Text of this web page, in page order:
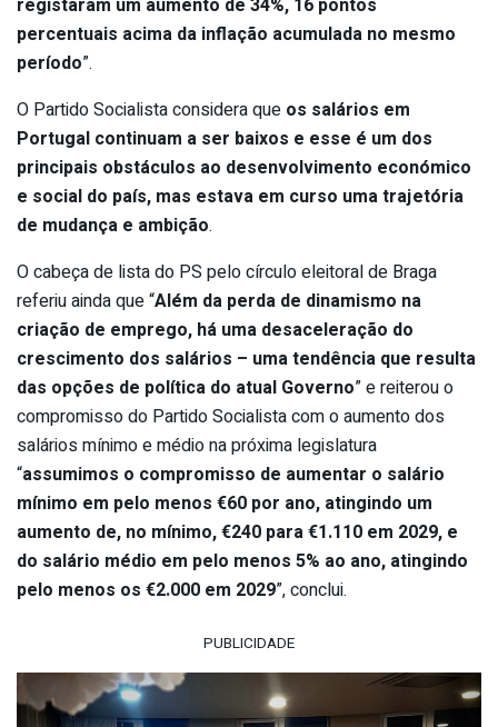
percentuais acima da inflação acumulada no mesmo
período”.
O Partido Socialista considera que os salários em
Portugal continuam a ser baixos e esse é um dos
principais obstáculos ao desenvolvimento económico
e social do país, mas estava em curso uma trajetória
de mudança e ambição.
O cabeça de lista do PS pelo círculo eleitoral de Braga
referiu ainda que “Além da perda de dinamismo na
criação de emprego, há uma desaceleração do
crescimento dos salários – uma tendência que resulta
das opções de política do atual Governo”e reiterou o
compromisso do Partido Socialista com o aumento dos
salários mínimo e médio na próxima legislatura
“assumimos o compromisso de aumentar o salário
mínimo em pelo menos €60 por ano, atingindo um
aumento de, no mínimo, €240 para €1.110 em 2029, e
do salário médio em pelo menos 5% ao ano, atingindo
pelo menos os €2.000 em 2029”, conclui.
PUBLICIDADE